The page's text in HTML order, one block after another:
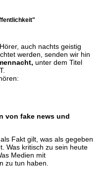
auch nachts geistig
werden, senden wir hin
unter dem Titel
von fake news und
Fakt gilt, was als gegeben
Was kritisch zu sein heute
Medien mit
zu tun haben.